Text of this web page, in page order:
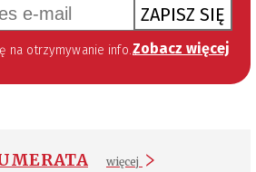
ZAPISZ SIĘ
z przepisem art. 10 ust 2 ustawy z dnia 18 lipca 2002 roku o świadczeniu usług drogą elektroniczną (Dz. U. 144 z 2002 r. poz. 1204). Zgoda jest dobrowolna, jednak jej wyrażenie jest konieczne, aby otrzymywać newsletter. Zobacz więcej
więcej